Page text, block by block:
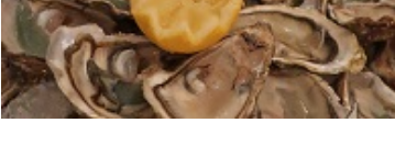
かったり、自分から敢えて入らない若手がいる。自分達
はもっと自由な発想でワイン造りをやっていきたいと考
えている若手が多い。 毎年、初リリ－スの新人も何人か
いる。 4) S.A.I.N サン 自然派グループで最も厳しい条件
のもとで栽培、醸造ををやっているグループ。 今回は